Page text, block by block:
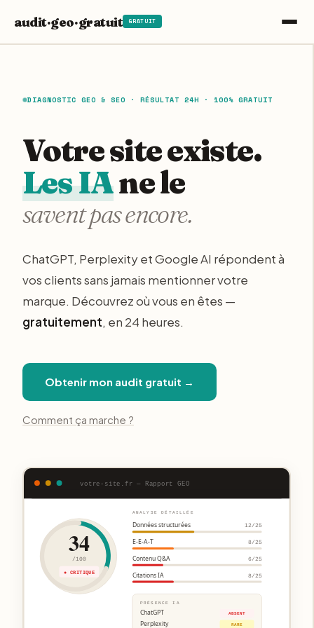
contenu
audit·geo·gratuit GRATUIT
DIAGNOSTIC GEO & SEO · RÉSULTAT 24H · 100% GRATUIT
Votre site existe.
Les IAne le
savent pas encore.
ChatGPT, Perplexity et Google AI répondent à
vos clients sans jamais mentionner votre
marque. Découvrez où vous en êtes —
gratuitement, en 24 heures.
Obtenir mon audit gratuit →
Comment ça marche ?
votre-site.fr — Rapport GEO
34
/100
● CRITIQUE
ANALYSE DÉTAILLÉE
Données structurées 12/25
E-E-A-T 8/25
Contenu Q&A 6/25
Citations IA 8/25
PRÉSENCE IA
ChatGPT ABSENT
Perplexity RARE